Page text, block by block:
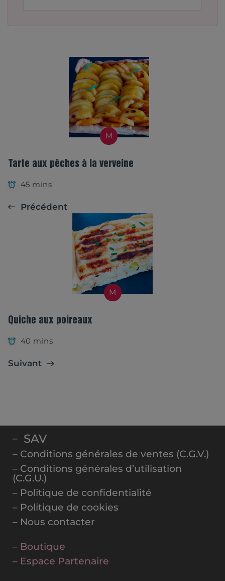
M
Tarte aux pêches à la verveine
45 mins
Précédent
M
Quiche aux poireaux
40 mins
Suivant
– SAV
– Conditions générales de ventes (C.G.V.)
– Conditions générales d’utilisation
(C.G.U.)
– Politique de confidentialité
– Politique de cookies
– Nous contacter
– Boutique
– Espace Partenaire